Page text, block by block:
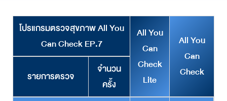
โปรแกรมตรวจสุขภาพ All You
Can Check EP.7
All You
Can
Check
Lite
All You
Can
Check
รายการตรวจ
จำนวน
ครั้ง